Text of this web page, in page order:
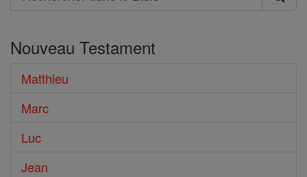
Rechercher
le
Bible
Nouveau Testament
Matthieu
Marc
Luc
Jean